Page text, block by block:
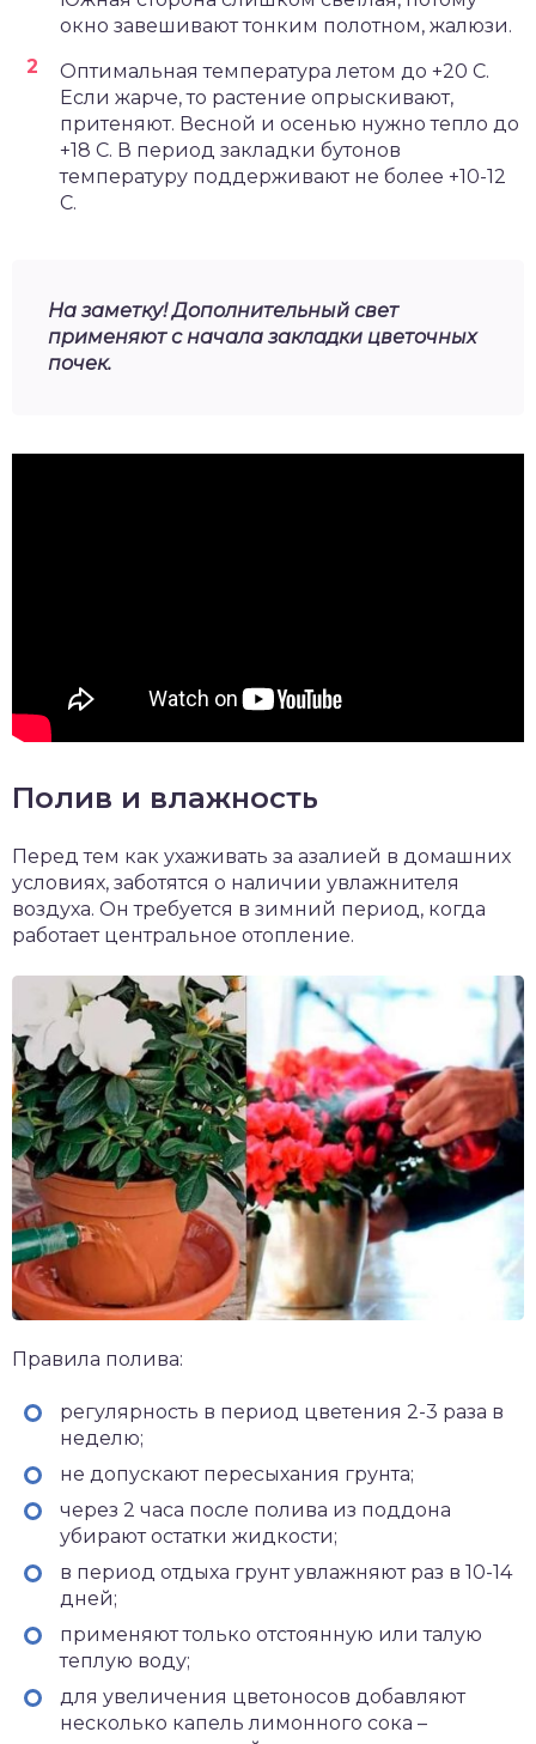
окно завешивают тонким полотном, жалюзи.
Оптимальная температура летом до +20 С.
Если жарче, то растение опрыскивают,
притеняют. Весной и осенью нужно тепло до
+18 С. В период закладки бутонов
температуру поддерживают не более +10-12
С.
На заметку! Дополнительный свет
применяют с начала закладки цветочных
почек.
Полив и влажность
Перед тем как ухаживать за азалией в домашних
условиях, заботятся о наличии увлажнителя
воздуха. Он требуется в зимний период, когда
работает центральное отопление.
Правила полива:
регулярность в период цветения 2-3 раза в
неделю;
не допускают пересыхания грунта;
через 2 часа после полива из поддона
убирают остатки жидкости;
в период отдыха грунт увлажняют раз в 10-14
дней;
применяют только отстоянную или талую
теплую воду;
для увеличения цветоносов добавляют
несколько капель лимонного сока –